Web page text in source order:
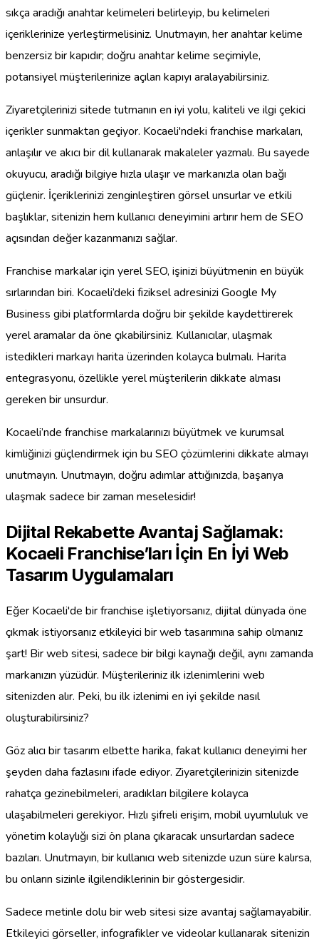
sıkça aradığı anahtar kelimeleri belirleyip, bu kelimeleri
içeriklerinize yerleştirmelisiniz. Unutmayın, her anahtar kelime
benzersiz bir kapıdır; doğru anahtar kelime seçimiyle,
potansiyel müşterilerinize açılan kapıyı aralayabilirsiniz.
Ziyaretçilerinizi sitede tutmanın en iyi yolu, kaliteli ve ilgi çekici
içerikler sunmaktan geçiyor. Kocaeli'ndeki franchise markaları,
anlaşılır ve akıcı bir dil kullanarak makaleler yazmalı. Bu sayede
okuyucu, aradığı bilgiye hızla ulaşır ve markanızla olan bağı
güçlenir. İçeriklerinizi zenginleştiren görsel unsurlar ve etkili
başlıklar, sitenizin hem kullanıcı deneyimini artırır hem de SEO
açısından değer kazanmanızı sağlar.
Franchise markalar için yerel SEO, işinizi büyütmenin en büyük
sırlarından biri. Kocaeli’deki fiziksel adresinizi Google My
Business gibi platformlarda doğru bir şekilde kaydettirerek
yerel aramalar da öne çıkabilirsiniz. Kullanıcılar, ulaşmak
istedikleri markayı harita üzerinden kolayca bulmalı. Harita
entegrasyonu, özellikle yerel müşterilerin dikkate alması
gereken bir unsurdur.
Kocaeli’nde franchise markalarınızı büyütmek ve kurumsal
kimliğinizi güçlendirmek için bu SEO çözümlerini dikkate almayı
unutmayın. Unutmayın, doğru adımlar attığınızda, başarıya
ulaşmak sadece bir zaman meselesidir!
Dijital Rekabette Avantaj Sağlamak:
Kocaeli Franchise’ları İçin En İyi Web
Tasarım Uygulamaları
Eğer Kocaeli'de bir franchise işletiyorsanız, dijital dünyada öne
çıkmak istiyorsanız etkileyici bir web tasarımına sahip olmanız
şart! Bir web sitesi, sadece bir bilgi kaynağı değil, aynı zamanda
markanızın yüzüdür. Müşterileriniz ilk izlenimlerini web
sitenizden alır. Peki, bu ilk izlenimi en iyi şekilde nasıl
oluşturabilirsiniz?
Göz alıcı bir tasarım elbette harika, fakat kullanıcı deneyimi her
şeyden daha fazlasını ifade ediyor. Ziyaretçilerinizin sitenizde
rahatça gezinebilmeleri, aradıkları bilgilere kolayca
ulaşabilmeleri gerekiyor. Hızlı şifreli erişim, mobil uyumluluk ve
yönetim kolaylığı sizi ön plana çıkaracak unsurlardan sadece
bazıları. Unutmayın, bir kullanıcı web sitenizde uzun süre kalırsa,
bu onların sizinle ilgilendiklerinin bir göstergesidir.
Sadece metinle dolu bir web sitesi size avantaj sağlamayabilir.
Etkileyici görseller, infografikler ve videolar kullanarak sitenizin